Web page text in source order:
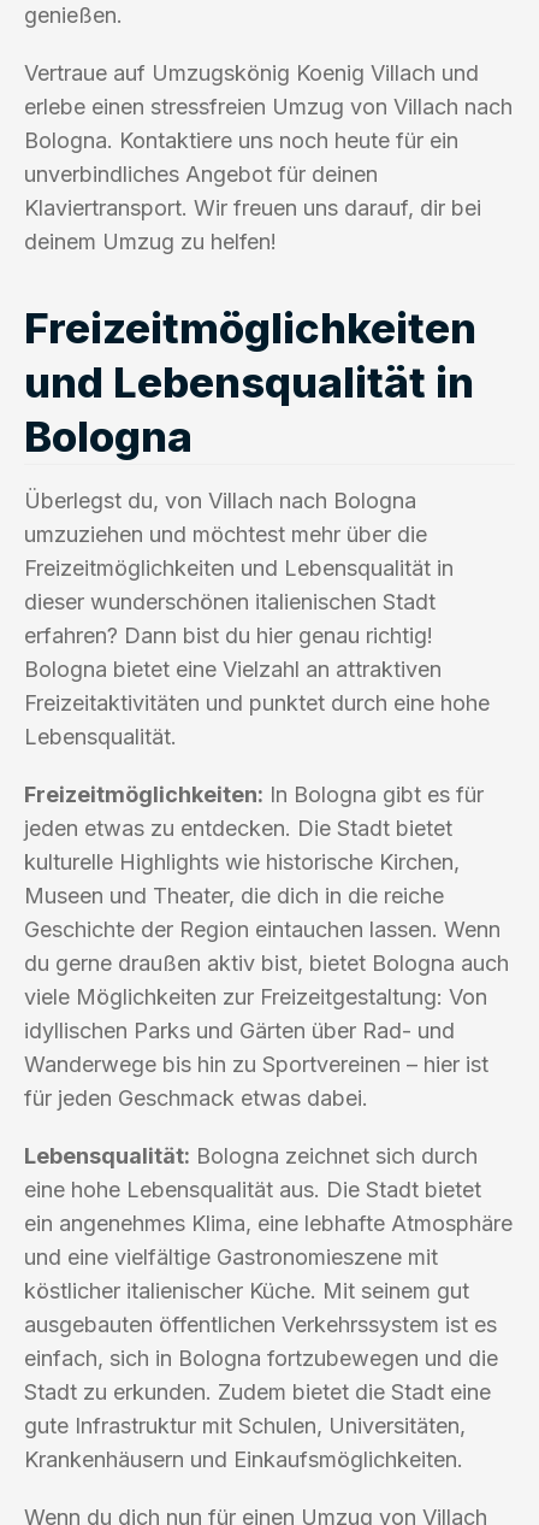
genießen.
Vertraue auf Umzugskönig Koenig Villach und
erlebe einen stressfreien Umzug von Villach nach
Bologna. Kontaktiere uns noch heute für ein
unverbindliches Angebot für deinen
Klaviertransport. Wir freuen uns darauf, dir bei
deinem Umzug zu helfen!
Freizeitmöglichkeiten
und Lebensqualität in
Bologna
Überlegst du, von Villach nach Bologna
umzuziehen und möchtest mehr über die
Freizeitmöglichkeiten und Lebensqualität in
dieser wunderschönen italienischen Stadt
erfahren? Dann bist du hier genau richtig!
Bologna bietet eine Vielzahl an attraktiven
Freizeitaktivitäten und punktet durch eine hohe
Lebensqualität.
Freizeitmöglichkeiten: In Bologna gibt es für
jeden etwas zu entdecken. Die Stadt bietet
kulturelle Highlights wie historische Kirchen,
Museen und Theater, die dich in die reiche
Geschichte der Region eintauchen lassen. Wenn
du gerne draußen aktiv bist, bietet Bologna auch
viele Möglichkeiten zur Freizeitgestaltung: Von
idyllischen Parks und Gärten über Rad- und
Wanderwege bis hin zu Sportvereinen – hier ist
für jeden Geschmack etwas dabei.
Lebensqualität: Bologna zeichnet sich durch
eine hohe Lebensqualität aus. Die Stadt bietet
ein angenehmes Klima, eine lebhafte Atmosphäre
und eine vielfältige Gastronomieszene mit
köstlicher italienischer Küche. Mit seinem gut
ausgebauten öffentlichen Verkehrssystem ist es
einfach, sich in Bologna fortzubewegen und die
Stadt zu erkunden. Zudem bietet die Stadt eine
gute Infrastruktur mit Schulen, Universitäten,
Krankenhäusern und Einkaufsmöglichkeiten.
Wenn du dich nun für einen Umzug von Villach